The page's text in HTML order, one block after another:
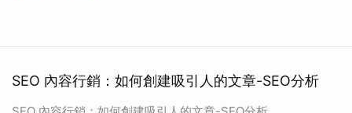
SEO 內容行銷：如何創建吸引人的文章-SEO分析